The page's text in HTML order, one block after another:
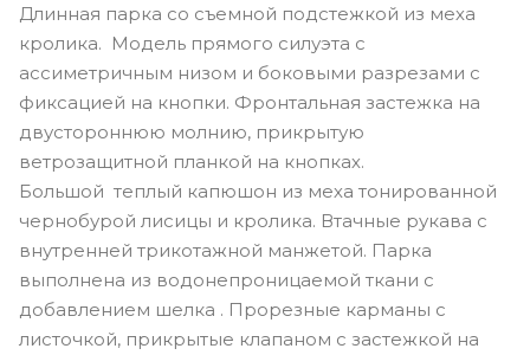
Длинная парка со съемной подстежкой из меха
кролика. Модель прямого силуэта с
ассиметричным низом и боковыми разрезами с
фиксацией на кнопки. Фронтальная застежка на
двустороннюю молнию, прикрытую
ветрозащитной планкой на кнопках.
Большой теплый капюшон из меха тонированной
чернобурой лисицы и кролика. Втачные рукава с
внутренней трикотажной манжетой. Парка
выполнена из водонепроницаемой ткани с
добавлением шелка . Прорезные карманы с
листочкой, прикрытые клапаном с застежкой на